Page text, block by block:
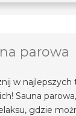
parowa
w najlepszych
Sauna
gdzie